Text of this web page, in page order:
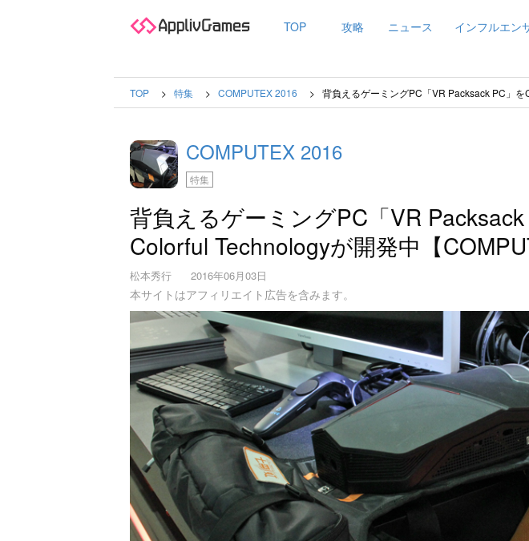
TOP 攻略 ニュース インフルエン
TOP 特集 COMPUTEX 2016 背負えるゲーミングPC「VR Packsack PC」
COMPUTEX 2016
特集
背負えるゲーミングPC「VR
Colorful Technologyが開発中【
松本秀行 2016年06月03日
本サイトはアフィリエイト広告を含みます。